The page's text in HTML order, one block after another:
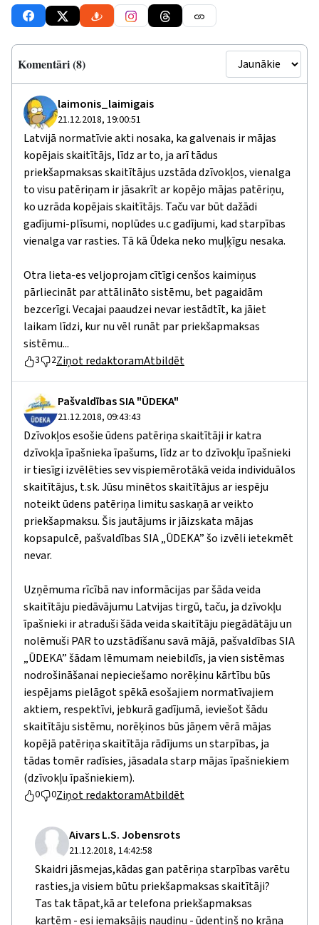
Komentāri (8)
laimonis_laimigais
21.12.2018, 19:00:51
Latvijā normatīvie akti nosaka, ka galvenais ir mājas
kopējais skaitītājs, līdz ar to, ja arī tādus
priekšapmaksas skaitītājus uzstāda dzīvokļos, vienalga
to visu patēriņam ir jāsakrīt ar kopējo mājas patēriņu,
ko uzrāda kopējais skaitītājs. Taču var būt dažādi
gadījumi-plīsumi, noplūdes u.c gadījumi, kad starpības
vienalga var rasties. Tā kā Ūdeka neko muļķīgu nesaka.
Otra lieta-es veljoprojam cītīgi cenšos kaimiņus
pārliecināt par attālināto sistēmu, bet pagaidām
bezcerīgi. Vecajai paaudzei nevar iestādtīt, ka jāiet
laikam līdzi, kur nu vēl runāt par priekšapmaksas
sistēmu...
3 2Ziņot redaktoramAtbildēt
Pašvaldības SIA "ŪDEKA"
21.12.2018, 09:43:43
Dzīvokļos esošie ūdens patēriņa skaitītāji ir katra
dzīvokļa īpašnieka īpašums, līdz ar to dzīvokļu īpašnieki
ir tiesīgi izvēlēties sev vispiemērotākā veida individuālos
skaitītājus, t.sk. Jūsu minētos skaitītājus ar iespēju
noteikt ūdens patēriņa limitu saskaņā ar veikto
priekšapmaksu. Šis jautājums ir jāizskata mājas
kopsapulcē, pašvaldības SIA „ŪDEKA” šo izvēli ietekmēt
nevar.
Uzņēmuma rīcībā nav informācijas par šāda veida
skaitītāju piedāvājumu Latvijas tirgū, taču, ja dzīvokļu
īpašnieki ir atraduši šāda veida skaitītāju piegādātāju un
nolēmuši PAR to uzstādīšanu savā mājā, pašvaldības SIA
„ŪDEKA” šādam lēmumam neiebildīs, ja vien sistēmas
nodrošināšanai nepieciešamo norēķinu kārtību būs
iespējams pielāgot spēkā esošajiem normatīvajiem
aktiem, respektīvi, jebkurā gadījumā, ieviešot šādu
skaitītāju sistēmu, norēķinos būs jāņem vērā mājas
kopējā patēriņa skaitītāja rādījums un starpības, ja
tādas tomēr radīsies, jāsadala starp mājas īpašniekiem
(dzīvokļu īpašniekiem).
0 0Ziņot redaktoramAtbildēt
Aivars L.S. Jobensrots
21.12.2018, 14:42:58
Skaidri jāsmejas,kādas gan patēriņa starpības varētu
rasties,ja visiem būtu priekšapmaksas skaitītāji?
Tas tak tāpat,kā ar telefona priekšapmaksas
kartēm - esi iemaksājis naudiņu - ūdentiņš no krāna